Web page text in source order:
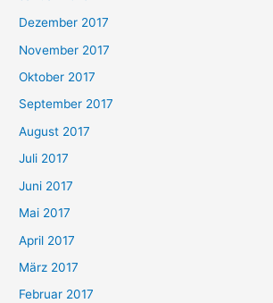
Dezember 2017
November 2017
Oktober 2017
September 2017
August 2017
Juli 2017
Juni 2017
Mai 2017
April 2017
März 2017
Februar 2017